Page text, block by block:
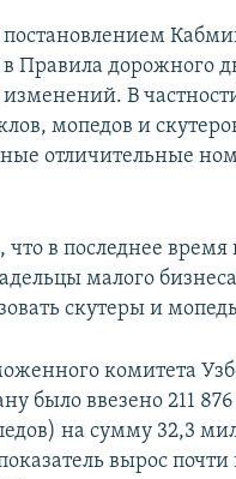
в Правила дорожного
В
мопедов и
отличительные
что в последнее время
малого
скутеры и
комитета
было ввезено 211
на сумму 32,3
вырос почти